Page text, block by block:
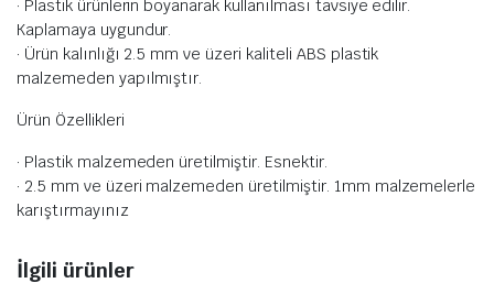
· Plastik ürünlerin boyanarak kullanılması tavsiye edilir.
Kaplamaya uygundur.
· Ürün kalınlığı 2.5 mm ve üzeri kaliteli ABS plastik
malzemeden yapılmıştır.
Ürün Özellikleri
· Plastik malzemeden üretilmiştir. Esnektir.
· 2.5 mm ve üzeri malzemeden üretilmiştir. 1mm malzemelerle
karıştırmayınız
İlgili ürünler